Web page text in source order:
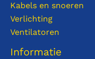
Kabels en snoeren
Verlichting
Ventilatoren
Informatie